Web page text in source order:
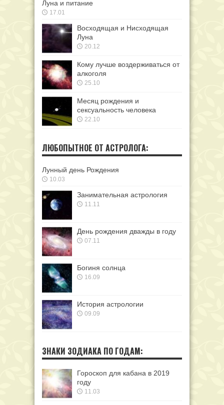
Луна и питание
17.01
Восходящая и Нисходящая
Луна
20.12
Кому лучше воздерживаться от
алкоголя
25.10
Месяц рождения и
сексуальность человека
22.10
ЛЮБОПЫТНОЕ ОТ АСТРОЛОГА:
Лунный день Рождения
10.03
Занимательная астрология
11.11
День рождения дважды в году
07.11
Богиня солнца
16.09
История астрологии
09.09
ЗНАКИ ЗОДИАКА ПО ГОДАМ:
Гороскоп для кабана в 2019
году
11.03